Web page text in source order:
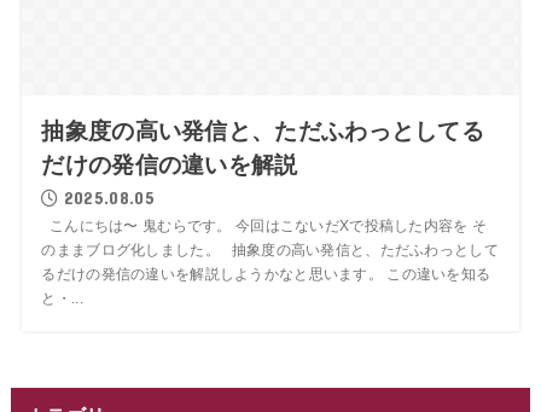
抽象度の高い発信と、ただふわっとしてる
だけの発信の違いを解説
2025.08.05
こんにちは〜 鬼むらです。 今回はこないだXで投稿した内容を そ
のままブログ化しました。 抽象度の高い発信と、ただふわっとして
るだけの発信の違いを解説しようかなと思います。 この違いを知る
と・...